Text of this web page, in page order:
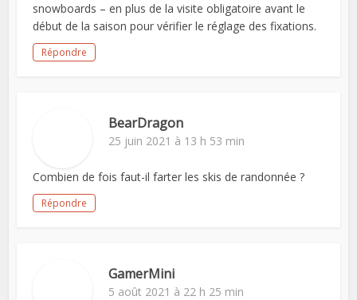
snowboards – en plus de la visite obligatoire avant le
début de la saison pour vérifier le réglage des fixations.
Répondre
BearDragon
25 juin 2021 à 13 h 53 min
Combien de fois faut-il farter les skis de randonnée ?
Répondre
GamerMini
5 août 2021 à 22 h 25 min